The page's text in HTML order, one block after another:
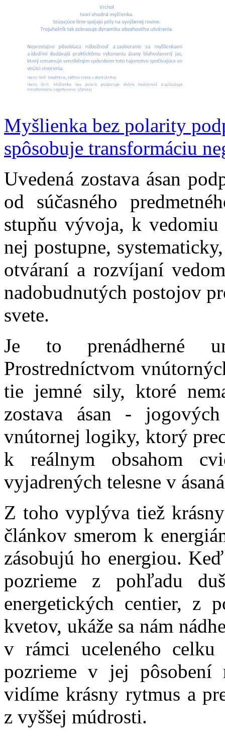
Myšlienka bez polarity
spôsobuje transformáciu
Uvedená zostava ásan
od súčasného
stupňu vývoja, k vedomiu
nej postupne,
otváraní a rozvíjaní
nadobudnutých postojov
svete.
Je to prenádherné
Prostredníctvom
tie jemné sily, ktoré
zostava ásan -
vnútornej logiky, ktorý
k reálnym obsahom
vyjadrených telesne v
Z toho vyplýva tiež
článkov smerom k
zásobujú ho energiou.
pozrieme z pohľadu
energetických centier, z
kvetov, ukáže sa nám
v rámci uceleného
pozrieme v jej pôsobení
vidíme krásny rytmus a
z vyššej múdrosti.